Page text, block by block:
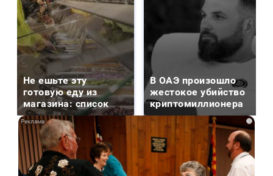
Не ешьте эту
готовую еду из
магазина: список
В ОАЭ произошло
жестокое убийство
криптомиллионера
i